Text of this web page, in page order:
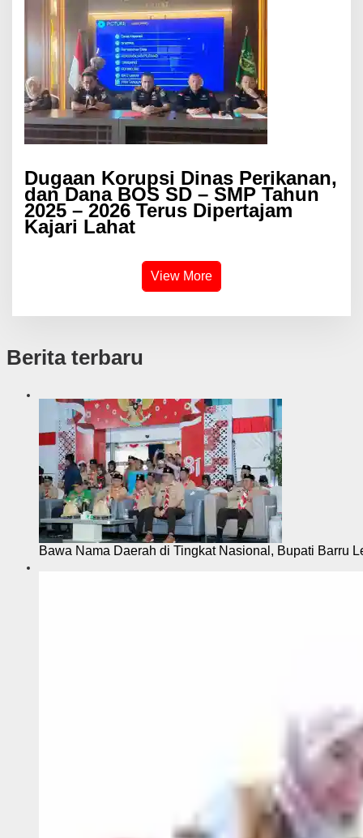
Dugaan Korupsi Dinas Perikanan,
dan Dana BOS SD – SMP Tahun
2025 – 2026 Terus Dipertajam
Kajari Lahat
View More
Berita terbaru
Bawa Nama Daerah di Tingkat Nasional, Bupati Barru